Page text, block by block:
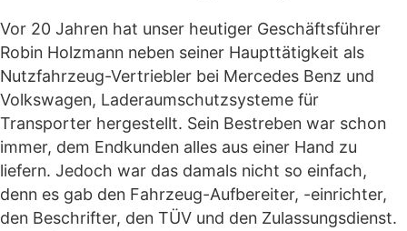
Vor 20 Jahren hat unser heutiger Geschäftsführer
Robin Holzmann neben seiner Haupttätigkeit als
Nutzfahrzeug-Vertriebler bei Mercedes Benz und
Volkswagen, Laderaumschutzsysteme für
Transporter hergestellt. Sein Bestreben war schon
immer, dem Endkunden alles aus einer Hand zu
liefern. Jedoch war das damals nicht so einfach,
denn es gab den Fahrzeug-Aufbereiter, -einrichter,
den Beschrifter, den TÜV und den Zulassungsdienst.